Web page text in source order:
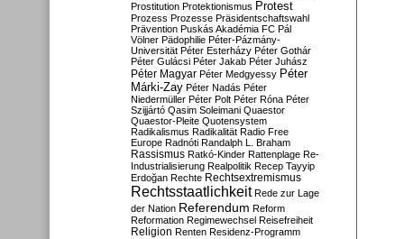
Prostitution Protektionismus Protest
Prozess Prozesse Präsidentschaftswahl
Prävention Puskás Akadémia FC Pál
Völner Pädophilie Péter-Pázmány-
Universität Péter Esterházy Péter Gothár
Péter Gulácsi Péter Jakab Péter Juhász
Péter Magyar Péter Medgyessy Péter
Márki-Zay Péter Nadás Péter
Niedermüller Péter Polt Péter Róna Péter
Szijjártó Qasim Soleimani Quaestor
Quaestor-Pleite Quotensystem
Radikalismus Radikalität Radio Free
Europe Radnóti Randalph L. Braham
Rassismus Ratkó-Kinder Rattenplage Re-
Industrialisierung Realpolitik Recep Tayyip
Erdoğan Rechte Rechtsextremismus
Rechtsstaatlichkeit Rede zur Lage
der Nation Referendum Reform
Reformation Regimewechsel Reisefreiheit
Religion Renten Residenz-Programm